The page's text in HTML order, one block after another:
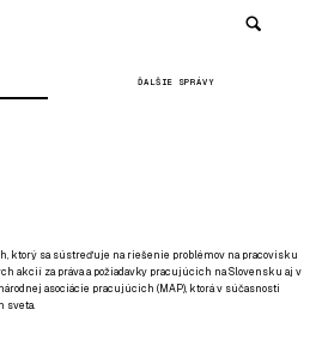
ĎALŠIE SPRÁVY
ktorý sa sústreďuje na riešenie problémov na pracovisku
akcií za práva a požiadavky pracujúcich na Slovensku aj v
asociácie pracujúcich (MAP), ktorá v súčasnosti
sveta.